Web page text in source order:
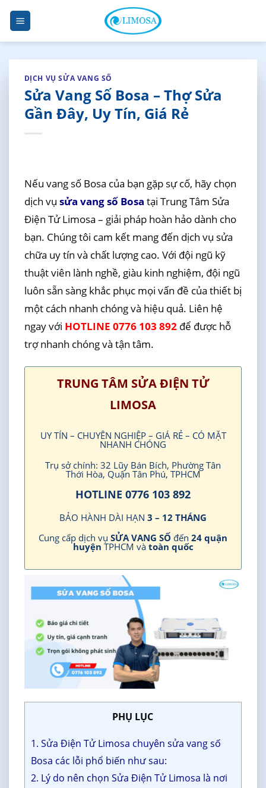
Skip
content
DỊCH VỤ SỬA VANG SỐ
Sửa Vang Số Bosa – Thợ Sửa
Gần Đây, Uy Tín, Giá Rẻ
Nếu vang số Bosa của bạn gặp sự cố, hãy chọn
dịch vụ sửa vang số Bosa tại Trung Tâm Sửa
Điện Tử Limosa – giải pháp hoàn hảo dành cho
bạn. Chúng tôi cam kết mang đến dịch vụ sửa
chữa uy tín và chất lượng cao. Với đội ngũ kỹ
thuật viên lành nghề, giàu kinh nghiệm, đội ngũ
luôn sẵn sàng khắc phục mọi vấn đề của thiết bị
một cách nhanh chóng và hiệu quả. Liên hệ
ngay với HOTLINE 0776 103 892để được hỗ
trợ nhanh chóng và tận tâm.
TRUNG TÂM SỬA ĐIỆN TỬ
LIMOSA
UY TÍN – CHUYÊN NGHIỆP – GIÁ RẺ – CÓ MẶT
NHANH CHÓNG
Trụ sở chính: 32 Lũy Bán Bích, Phường Tân
Thới Hòa, Quận Tân Phú, TPHCM
HOTLINE 0776 103 892
BẢO HÀNH DÀI HẠN 3 – 12 THÁNG
Cung cấp dịch vụ SỬA VANG SỐ đến 24 quận
huyện TPHCM và toàn quốc
PHỤ LỤC
1. Sửa Điện Tử Limosa chuyên sửa vang số
Bosa các lỗi phổ biến như sau:
2. Lý do nên chọn Sửa Điện Tử Limosa là nơi